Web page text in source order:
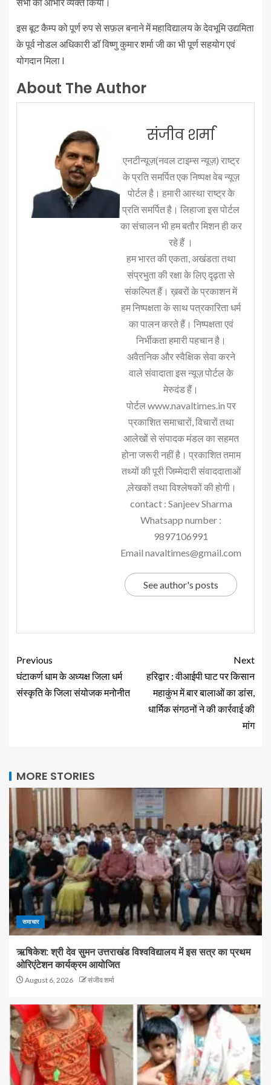
इस बूट कैम्प को पूर्ण रुप से सफ़ल बनाने में महाविद्यालय के देवभूमि उद्यमिता
के पूर्व नोडल अधिकारी डॉ विष्णु कुमार शर्मा जी का भी पूर्ण सहयोग एवं
योगदान मिला l
About The Author
संजीव शर्मा
एनटीन्यूज़(नवल टाइम्स न्यूज़) राष्ट्र
के प्रति समर्पित एक निष्पक्ष वेब न्यूज़
पोर्टल है। हमारी आस्था राष्ट्र के
प्रति समर्पित है। लिहाजा इस पोर्टल
का संचालन भी हम बतौर मिशन ही कर
रहे हैं ।
हम भारत की एकता, अखंडता तथा
संप्रभुता की रक्षा के लिए दृढ़ता से
संकल्पित हैं। ख़बरों के प्रकाशन में
हम निष्पक्षता के साथ पत्रकारिता धर्म
का पालन करते हैं। निष्पक्षता एवं
निर्भीकता हमारी पहचान है।
अवैतनिक और स्वैक्षिक सेवा करने
वाले संवादाता इस न्यूज़ पोर्टल के
मेरुदंड हैं।
पोर्टल www.navaltimes.in पर
प्रकाशित समाचारों, विचारों तथा
आलेखों से संपादक मंडल का सहमत
होना जरूरी नहीं है। प्रकाशित तमाम
तथ्यों की पूरी जिम्मेदारी संवाददाताओं
,लेखकों तथा विश्लेषकों की होगी।
contact : Sanjeev Sharma
Whatsapp number :
9897106991
Email navaltimes@gmail.com
See author's posts
Previous
घंटाकर्ण धाम के अध्यक्ष जिला धर्म
संस्कृति के जिला संयोजक मनोनीत
Next
हरिद्वार : वीआईपी घाट पर किसान
महाकुंभ में बार बालाओं का डांस,
धार्मिक संगठनों ने की कार्रवाई की
मांग
MORE STORIES
समाचार
ऋषिकेश: श्री देव सुमन उत्तराखंड विश्वविद्यालय में इस सत्र का प्रथम
ओरिएंटेशन कार्यक्रम आयोजित
August 6, 2026 संजीव शर्मा